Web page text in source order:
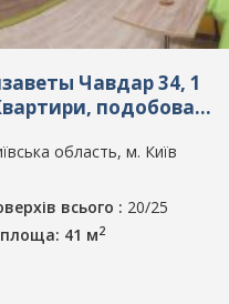
Чавдар 34, 1
подобова
область, м. Київ
всього : 20/25
41 м2